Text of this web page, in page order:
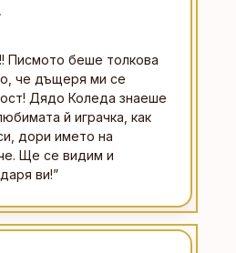
Писмото беше толкова
че дъщеря ми се
Дядо Коледа знаеше
й играчка, как
дори името на
Ще се видим и
ви!”